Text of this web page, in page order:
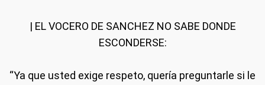
| EL VOCERO DE SANCHEZ NO SABE DONDE
ESCONDERSE:
“Ya que usted exige respeto, quería preguntarle si le